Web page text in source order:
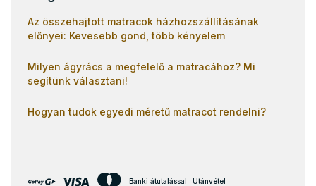
Az összehajtott matracok házhozszállításának
előnyei: Kevesebb gond, több kényelem
Milyen ágyrács a megfelelő a matracához? Mi
segítünk választani!
Hogyan tudok egyedi méretű matracot rendelni?
Banki átutalással Utánvétel